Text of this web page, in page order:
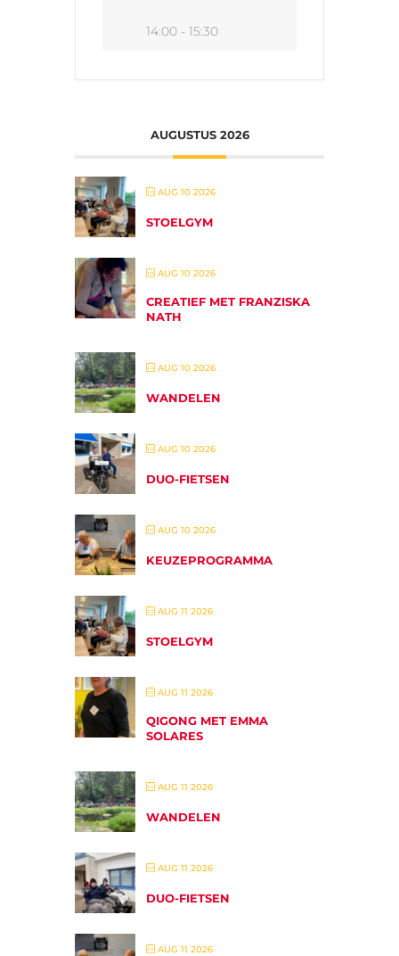
14:00 - 15:30
AUGUSTUS 2026
AUG 10 2026
STOELGYM
AUG 10 2026
CREATIEF MET FRANZISKA
NATH
AUG 10 2026
WANDELEN
AUG 10 2026
DUO-FIETSEN
AUG 10 2026
KEUZEPROGRAMMA
AUG 11 2026
STOELGYM
AUG 11 2026
QIGONG MET EMMA
SOLARES
AUG 11 2026
WANDELEN
AUG 11 2026
DUO-FIETSEN
AUG 11 2026